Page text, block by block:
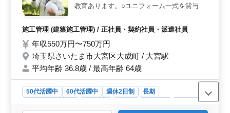
教育あります。○ユニフォーム一式を貸与。
あり。○社用車あり。○現場によりコミッシ
施工管理 (建築施工管理) / 正社員・契約社員・派遣社員
年収550万円〜750万円
埼玉県さいたま市大宮区大成町 / 大宮駅
平均年齢 36.8歳 / 最高年齢 64歳
50代活躍中 60代活躍中 週休2日制
長期
派遣社員